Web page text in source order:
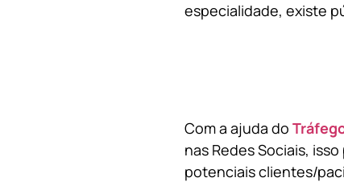
especialidade, existe
Com a ajuda do
nas Redes Sociais,
potenciais clientes/